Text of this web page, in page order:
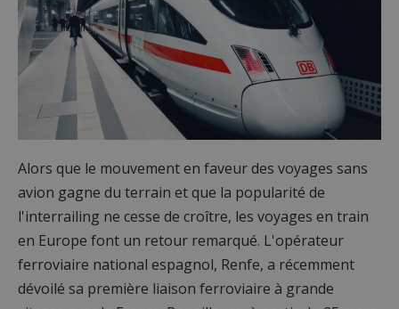
Alors que le mouvement en faveur des voyages sans
avion gagne du terrain et que la popularité de
l'interrailing ne cesse de croître, les voyages en train
en Europe font un retour remarqué. L'opérateur
ferroviaire national espagnol, Renfe, a récemment
dévoilé sa première liaison ferroviaire à grande